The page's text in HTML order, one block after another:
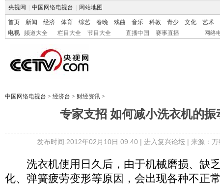
央视网 中国网络电视台 网站地图
首页 新闻 经济 体育 综艺 春晚 戏曲 音乐 科教 青少 文化
艺术
电视
频道大全 栏目大全 节目大全 直播中国 赛事直播 网络
中国网络电视台 > 经济台 > 财经资讯 >
专家支招 如何减小洗衣机的振
发布时间:2012年02月10日 09:40 | 进入复兴论坛| 来源：
洗衣机使用日久后，由于机械磨损、缺
化、弹簧疲劳变形等原因，会出现各种不正